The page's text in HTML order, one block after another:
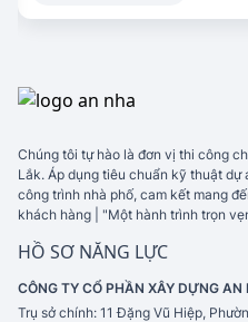
Chúng tôi tự hào là đơn vị thi công
Lắk. Áp dụng tiêu chuẩn kỹ thuật
công trình nhà phố, cam kết mang
khách hàng | "Một hành trình trọn
HỒ SƠ NĂNG LỰC
CÔNG TY CỔ PHẦN XÂY DỰNG AN
Trụ sở chính: 11 Đặng Vũ Hiệp,